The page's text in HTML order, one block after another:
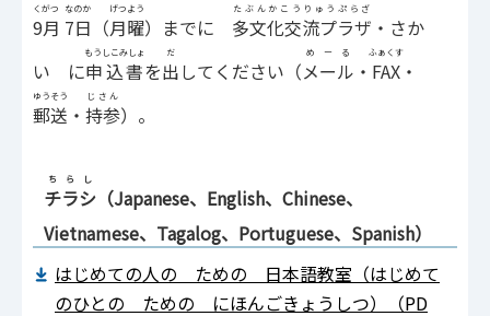
9月
くがつ
7日
なのか
（月曜
げつよう
）までに 多文化交流プラザ
たぶんかこうりゅうぷらざ
・さか
い に申込書
もうしこみしょ
を出
だ
してください（メール
めーる
・ FAX
ふぁくす
・
郵送
ゆうそう
・ 持参
じさん
）。
チラシ
ちらし
（Japanese、English、Chinese、
Vietnamese、Tagalog、Portuguese、Spanish）
はじめての人の ための 日本語教室（はじめて
のひとの ための にほんごきょうしつ）（PD